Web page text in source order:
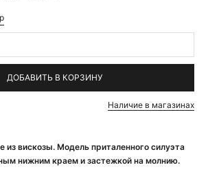
из вискозы. Модель приталенного силуэта
нижним краем и застежкой на молнию.
ДОБАВИТЬ В КОРЗИНУ
Наличие в магазинах